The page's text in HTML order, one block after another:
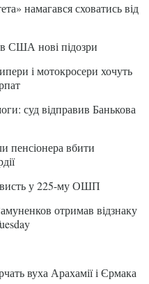
намагався сховатись від
США нові підозри
і мотокросери хочуть
суд відправив Банькова
пенсіонера вбити
у 225-му ОШП
отримав відзнаку
вуха Арахамії і Єрмака